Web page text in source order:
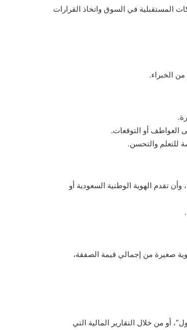
المستقبلية في السوق واتخاذ القرارات
الخبراء.
العواطف أو التوقعات.
للتعلم والتحسن.
تقدم الهوية الوطنية السعودية أو
صغيرة من إجمالي قيمة الصفقة،
أو من خلال التقارير المالية التي